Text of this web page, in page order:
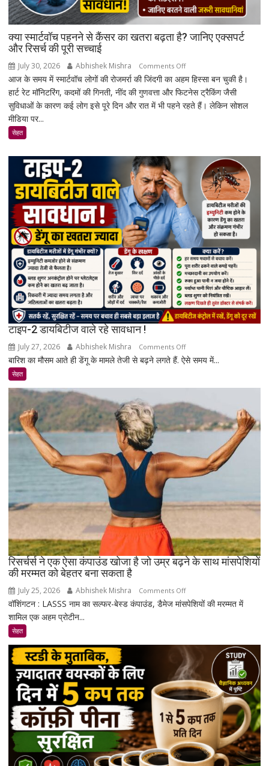
क्या स्मार्टवॉच पहनने से कैंसर का खतरा बढ़ता है? जानिए एक्सपर्ट
और रिसर्च की पूरी सच्चाई
July 30, 2026 Abhishek Mishra Comments Offon
क्या
स्मार्टवॉच
पहनने
खतरा
जानिए
एक्सपर्ट
और
रिसर्च
की
पूरी
सच्चाई
आज के समय में स्मार्टवॉच लोगों की रोजमर्रा की जिंदगी का अहम हिस्सा बन चुकी है।
हार्ट रेट मॉनिटरिंग, कदमों की गिनती, नींद की गुणवत्ता और फिटनेस ट्रैकिंग जैसी
सुविधाओं के कारण कई लोग इसे पूरे दिन और रात में भी पहने रहते हैं। लेकिन सोशल
मीडिया पर...
सेहत
टाइप-2 डायबिटीज वाले रहे सावधान !
July 27, 2026 Abhishek Mishra Comments Offon
टाइप-2
वाले
सावधान
!
बारिश का मौसम आते ही डेंगू के मामले तेजी से बढ़ने लगते हैं. ऐसे समय में...
सेहत
रिसर्चर्स ने एक ऐसा कंपाउंड खोजा है जो उम्र बढ़ने के साथ मांसपेशियों
की मरम्मत को बेहतर बना सकता है
July 25, 2026 Abhishek Mishra Comments Offon
रिसर्चर्स
कंपाउंड
खोजा
है
जो
बढ़ने
के
साथ
मांसपेशियों
वॉशिंगटन : LASSS नाम का सल्फर-बेस्ड कंपाउंड, डैमेज मांसपेशियों की मरम्मत में
शामिल एक अहम प्रोटीन...
सेहत